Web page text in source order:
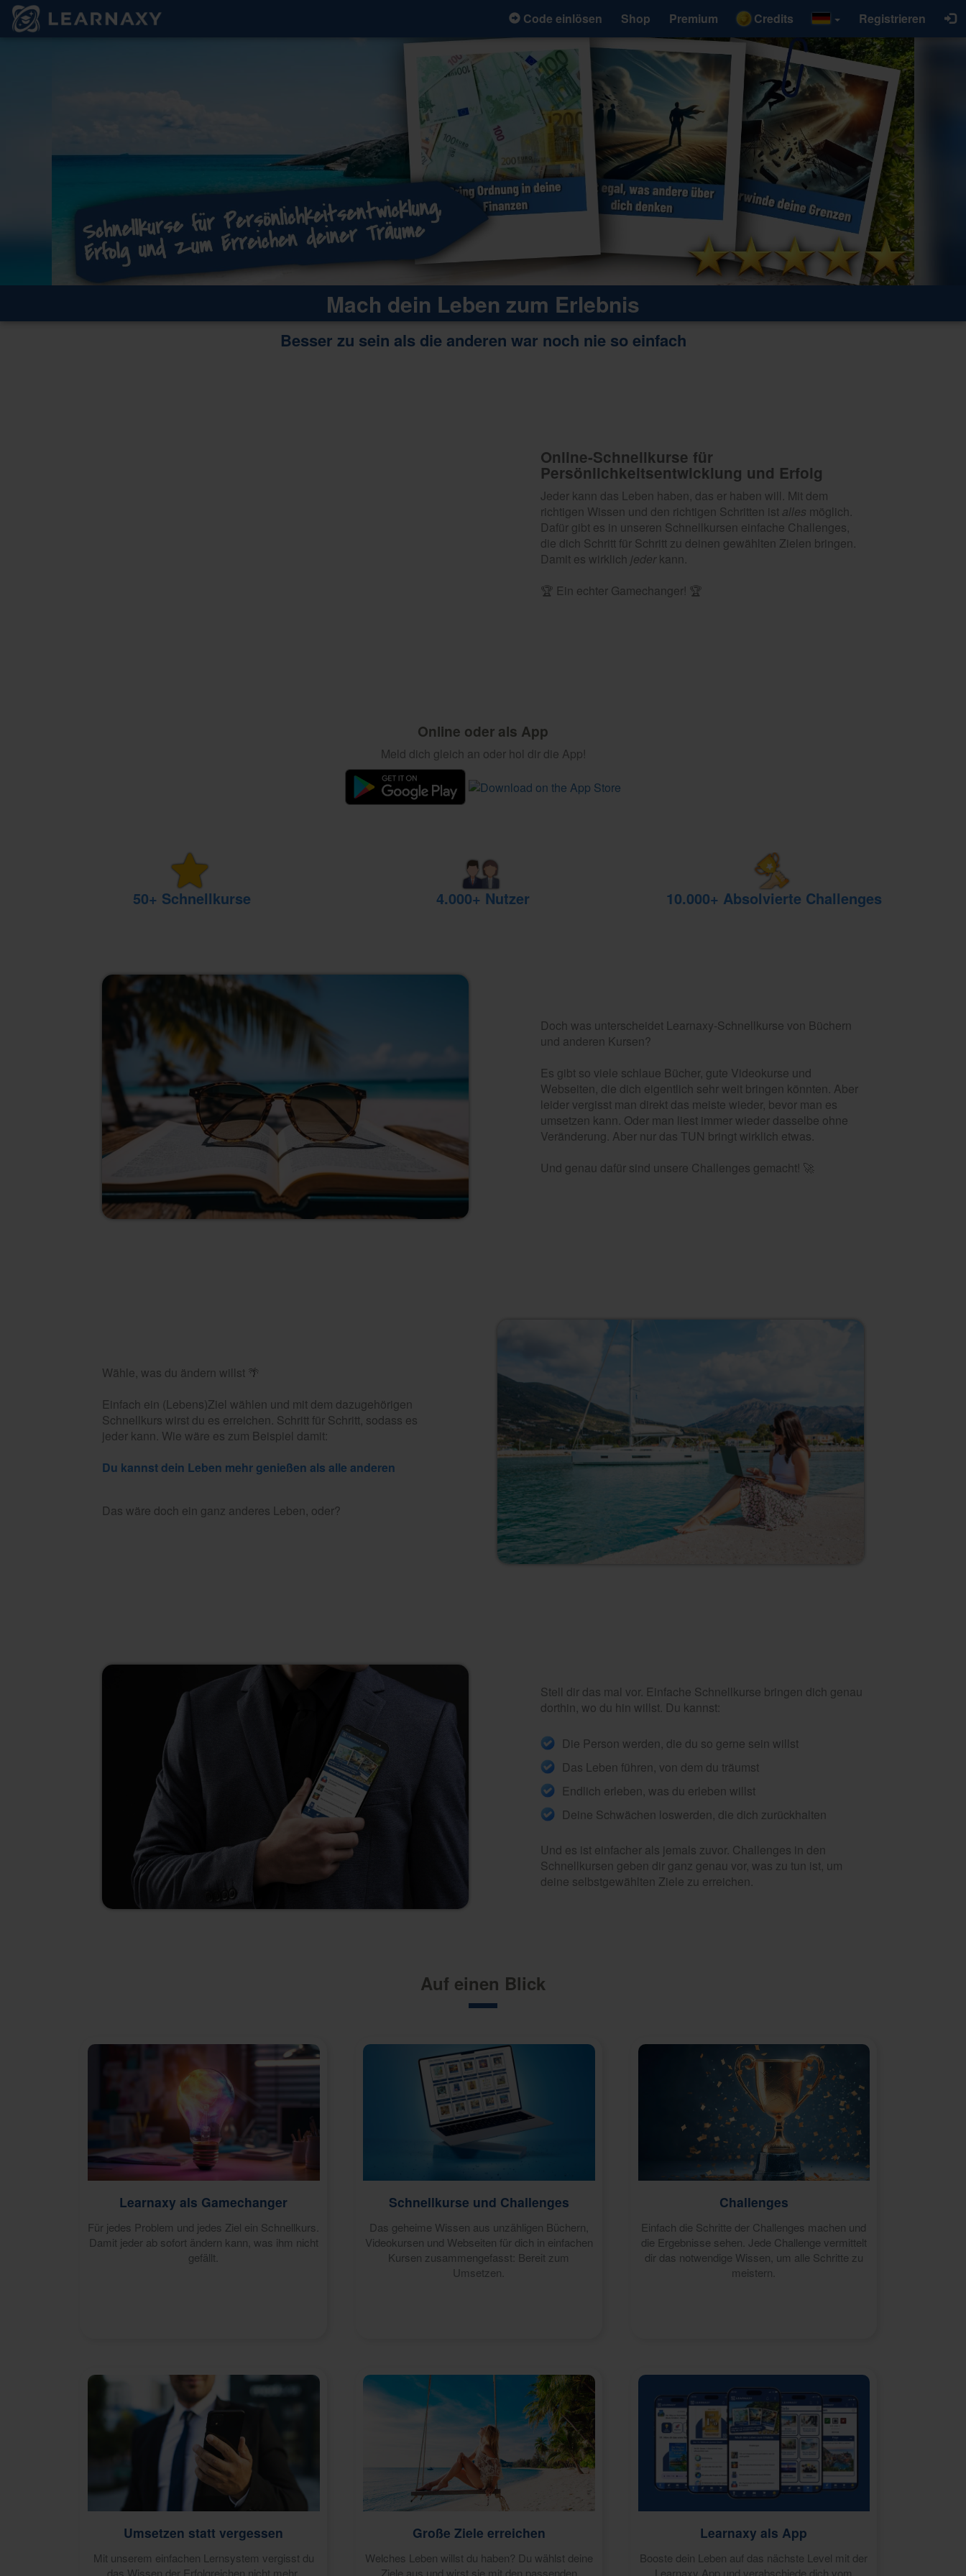
Code einlösen Shop Premium Credits Registrieren
Mach dein Leben zum Erlebnis
Besser zu sein als die anderen war noch nie so einfach
Online-Schnellkurse für
Persönlichkeitsentwicklung und Erfolg
Jeder kann das Leben haben, das er haben will. Mit dem
richtigen Wissen und den richtigen Schritten ist alles möglich.
Dafür gibt es in unseren Schnellkursen einfache Challenges,
die dich Schritt für Schritt zu deinen gewählten Zielen bringen.
Damit es wirklich jederkann.
🏆 Ein echter Gamechanger! 🏆
Online oder als App
Meld dich gleich an oder hol dir die App!
50+ Schnellkurse 4.000+ Nutzer 10.000+ Absolvierte Challenges
Doch was unterscheidet Learnaxy-Schnellkurse von Büchern
und anderen Kursen?
Es gibt so viele schlaue Bücher, gute Videokurse und
Webseiten, die dich eigentlich sehr weit bringen könnten. Aber
leider vergisst man direkt das meiste wieder, bevor man es
umsetzen kann. Oder man liest immer wieder dasselbe ohne
Veränderung. Aber nur das TUN bringt wirklich etwas.
Und genau dafür sind unsere Challenges gemacht! 🚀
Wähle, was du ändern willst 🌴
Einfach ein (Lebens)Ziel wählen und mit dem dazugehörigen
Schnellkurs wirst du es erreichen. Schritt für Schritt, sodass es
jeder kann. Wie wäre es zum Beispiel damit:
Dir ist egal, was andere sagen
Das wäre doch ein ganz anderes Leben, oder?
Stell dir das mal vor. Einfache Schnellkurse bringen dich genau
dorthin, wo du hin willst. Du kannst:
Die Person werden, die du so gerne sein willst
Das Leben führen, von dem du träumst
Endlich erleben, was du erleben willst
Deine Schwächen loswerden, die dich zurückhalten
Und es ist einfacher als jemals zuvor. Challenges in den
Schnellkursen geben dir ganz genau vor, was zu tun ist, um
deine selbstgewählten Ziele zu erreichen.
Auf einen Blick
Learnaxy als Gamechanger
Für jedes Problem und jedes Ziel ein Schnellkurs.
Damit jeder ab sofort ändern kann, was ihm nicht
gefällt.
Schnellkurse und Challenges
Das geheime Wissen aus unzähligen Büchern,
Videokursen und Webseiten für dich in einfachen
Kursen zusammengefasst: Bereit zum
Umsetzen.
Challenges
Einfach die Schritte der Challenges machen und
die Ergebnisse sehen. Jede Challenge vermittelt
dir das notwendige Wissen, um alle Schritte zu
meistern.
Umsetzen statt vergessen
Mit unserem einfachen Lernsystem vergisst du
das Wissen der Erfolgreichen nicht mehr,
Große Ziele erreichen
Welches Leben willst du haben? Du wählst deine
Ziele aus und wirst sie mit den passenden
Learnaxy als App
Booste dein Leben auf das nächste Level mit der
Learnaxy App und verabschiede dich vom